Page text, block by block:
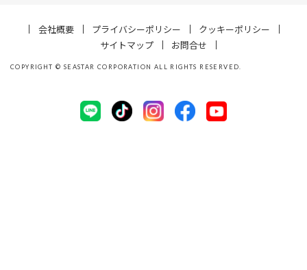
会社概要 プライバシーポリシー
クッキーポリシー
サイトマップ
お問合せ
COPYRIGHT© SEASTAR CORPORATION ALL RIGHTS RESERVED.